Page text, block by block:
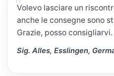
Volevo lasciare un
anche le consegne sono
Grazie, posso consigliarvi.
Sig. Alles, Esslingen,